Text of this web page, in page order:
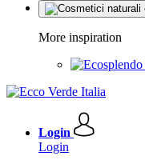
More inspiration
Login
Login